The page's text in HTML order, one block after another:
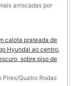
arriscadas por
Pires/Quatro Rodas